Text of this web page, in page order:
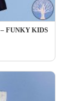
– FUNKY KIDS